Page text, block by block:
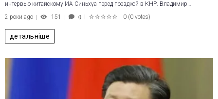
интервью китайскому ИА Синьхуа перед поездкой в КНР. Владимир…
2 роки ago
151 0 0 (0 votes)
детальніше